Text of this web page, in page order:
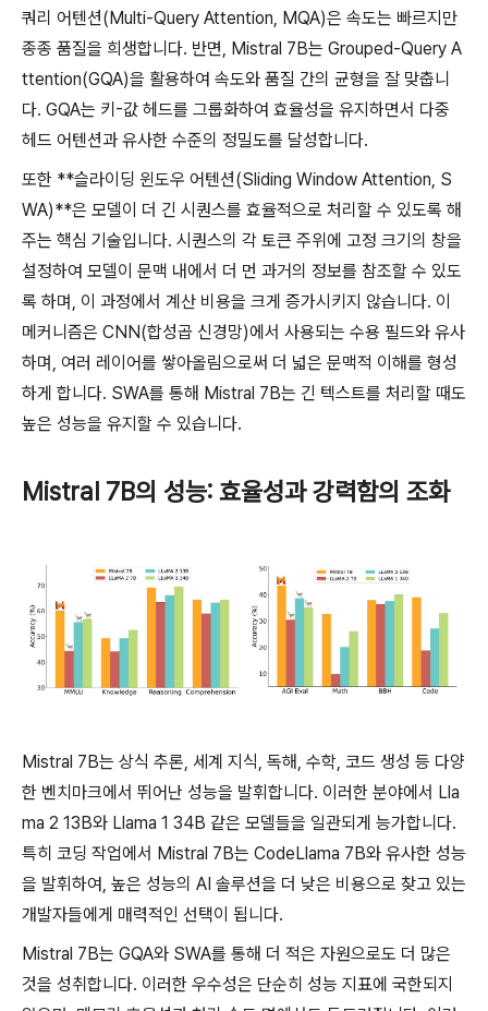
쿼리 어텐션(Multi-Query Attention, MQA)은 속도는 빠르지만
종종 품질을 희생합니다. 반면, Mistral 7B는 Grouped-Query A
ttention(GQA)을 활용하여 속도와 품질 간의 균형을 잘 맞춥니
다. GQA는 키-값 헤드를 그룹화하여 효율성을 유지하면서 다중
헤드 어텐션과 유사한 수준의 정밀도를 달성합니다.
또한 **슬라이딩 윈도우 어텐션(Sliding Window Attention, S
WA)**은 모델이 더 긴 시퀀스를 효율적으로 처리할 수 있도록 해
주는 핵심 기술입니다. 시퀀스의 각 토큰 주위에 고정 크기의 창을
설정하여 모델이 문맥 내에서 더 먼 과거의 정보를 참조할 수 있도
록 하며, 이 과정에서 계산 비용을 크게 증가시키지 않습니다. 이
메커니즘은 CNN(합성곱 신경망)에서 사용되는 수용 필드와 유사
하며, 여러 레이어를 쌓아올림으로써 더 넓은 문맥적 이해를 형성
하게 합니다. SWA를 통해 Mistral 7B는 긴 텍스트를 처리할 때도
높은 성능을 유지할 수 있습니다.
Mistral 7B의 성능: 효율성과 강력함의 조화
Mistral 7B는 상식 추론, 세계 지식, 독해, 수학, 코드 생성 등 다양
한 벤치마크에서 뛰어난 성능을 발휘합니다. 이러한 분야에서 Lla
ma 2 13B와 Llama 1 34B 같은 모델들을 일관되게 능가합니다.
특히 코딩 작업에서 Mistral 7B는 CodeLlama 7B와 유사한 성능
을 발휘하여, 높은 성능의 AI 솔루션을 더 낮은 비용으로 찾고 있는
개발자들에게 매력적인 선택이 됩니다.
Mistral 7B는 GQA와 SWA를 통해 더 적은 자원으로도 더 많은
것을 성취합니다. 이러한 우수성은 단순히 성능 지표에 국한되지